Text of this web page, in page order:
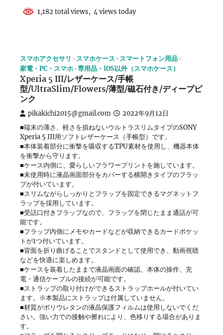
1,182 total views, 4 views today
スマホアクセサリ スマホケース
スマートフォン用品
家電・PC・スマホ 専用品・IOS以外（スマホケース）
Xperia 5 III/レザーケース/手帳
型/UltraSlim/Flowers/薄型/磁石付き/ディープピ
ンク
pikakichi2015@gmail.com 2022年9月12日
■端末の薄さ、軽さを損ねないウルトラスリムタイプのSONY
Xperia 5 III用ソフトレザーケース（手帳型）です。
■本体装着部分に衝撃を吸収するTPU素材を使用し、機器本体
を衝撃から守ります。
■ケース内側に、愛らしいフラワープリントを施しています。
■未使用時に液晶画面部分をカバーする横開きタイプのフラッ
プが付いています。
■スリムながらしっかりとフラップを固定できるマグネットフ
ラップを採用しています。
■受話口付きフラップなので、フラップを閉じたまま通話が可
能です。
■フラップ内側にメモやカードなどが収納できるカードポケッ
トが1つ付いています。
■背面を折り曲げることでスタンドとして使用でき、動画視聴
などを快適に楽しめます。
■ケースを装着したままで液晶画面の確認、本体の操作、充
電・通信ケーブルの接続が可能です。
■ストラップの取り付けができるストラップホールが付いてい
ます。※本製品にストラップは付属していません。
■材質がポリウレタンの液晶保護フィルムは使用しないでくだ
さい。強い力での接触や擦れにより、色移りする場合がありま
す。